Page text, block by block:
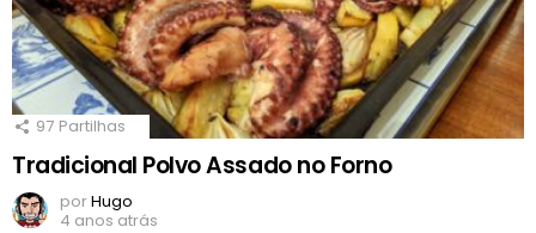
97 Partilhas
Tradicional Polvo Assado no Forno
porHugo
4 anos atrás